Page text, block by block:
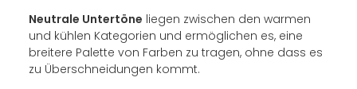
Neutrale Untertöne liegen zwischen den warmen
und kühlen Kategorien und ermöglichen es, eine
breitere Palette von Farben zu tragen, ohne dass es
zu Überschneidungen kommt.